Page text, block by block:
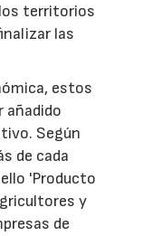
territorios
las
estos
añadido
Según
de cada
'Producto
y
de